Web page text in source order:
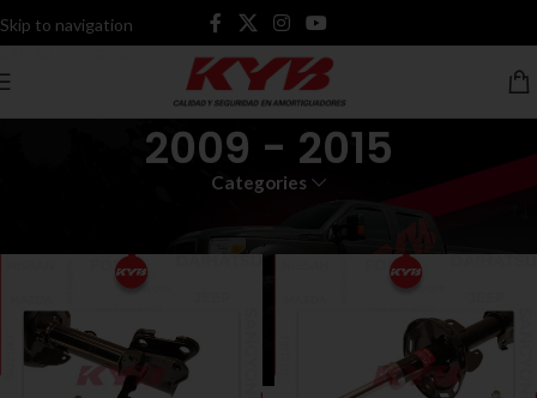
Skip to navigation
Skip to main content
2009 - 2015
Categories